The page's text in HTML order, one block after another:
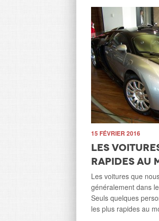
15 FÉVRIER 2016
Les
rapides au
Les voitures que
généralement dans
Seuls quelques
les plus rapides au